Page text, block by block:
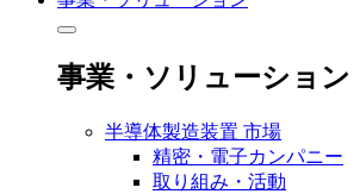
事業・ソリューション
半導体製造装置 市場
精密・電子カンパニー
取り組み・活動